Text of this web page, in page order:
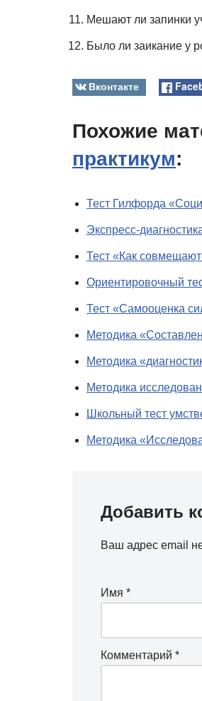
Мешают ли запинки
Было ли заикание у
Вконтакте
Похожие
практикум:
Тест Гилфорда
Экспресс-
Тест «Как
Ориентировочный
Тест «Самооценка
Методика
Методика
Методика
Школьный тест
Методика
Добавить
Ваш адрес email
Имя *
Комментарий *